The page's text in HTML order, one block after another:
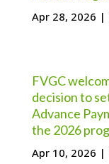
Apr 28, 2026 |
FVGC
decision to
Advance
the 2026
Apr 10, 2026 |